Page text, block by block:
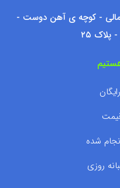
- کوچه ی آهن دوست -
۲۵
شده
روزی